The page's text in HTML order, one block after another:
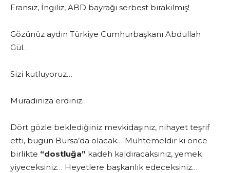
Fransız, İngiliz, ABD bayrağı serbest bırakılmış!
Gözünüz aydın Türkiye Cumhurbaşkanı Abdullah
Gül…
Sizi kutluyoruz…
Muradınıza erdiniz…
Dört gözle beklediğiniz mevkidaşınız, nihayet teşrif
etti, bugün Bursa’da olacak… Muhtemeldir ki önce
birlikte “dostluğa” kadeh kaldıracaksınız, yemek
yiyeceksiniz… Heyetlere başkanlık edeceksiniz…